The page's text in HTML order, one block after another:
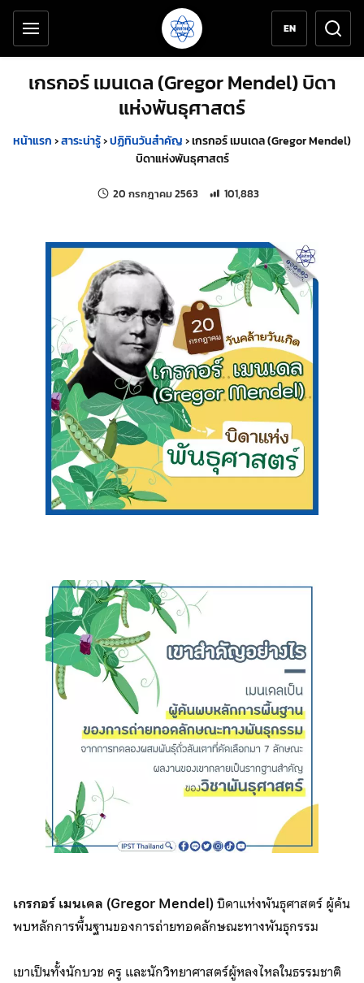
ข้ามไปยังเนื้อหาหลัก
เครื่องมือช่วยเหลือ
EN
เกรกอร์ เมนเดล (Gregor Mendel) บิดา
แห่งพันธุศาสตร์
หน้าแรก›สาระน่ารู้›ปฏิทินวันสำคัญ›เกรกอร์ เมนเดล (Gregor Mendel)
บิดาแห่งพันธุศาสตร์
20 กรกฎาคม 2563 แก้ไขล่าสุดเมื่อ:
จำนวนการเข้าชม 101,883 ครั้ง
101,883
เกรกอร์ เมนเดล (Gregor Mendel)บิดาแห่งพันธุศาสตร์ ผู้ค้น
พบหลักการพื้นฐานของการถ่ายทอดลักษณะทางพันธุกรรม
เขาเป็นทั้งนักบวช ครู และนักวิทยาศาสตร์ผู้หลงไหลในธรรมชาติ